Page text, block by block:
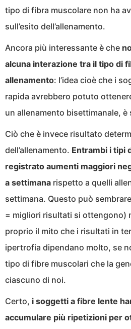
tipo di fibra muscolare non ha
sull’esito dell’allenamento.
Ancora più interessante è che
alcuna interazione tra il tipo di
allenamento: l’idea cioè che i
rapida avrebbero potuto
un allenamento bisettimanale,
Ciò che è invece risultato
dell’allenamento. Entrambi i tipi
registrato aumenti maggiori
a settimana rispetto a quelli
settimana. Questo può
= migliori risultati si ottengono)
proprio il mito che i risultati in
ipertrofia dipendano molto, se
tipo di fibre muscolari che la
ciascuno di noi.
Certo, i soggetti a fibre lente
accumulare più ripetizioni per